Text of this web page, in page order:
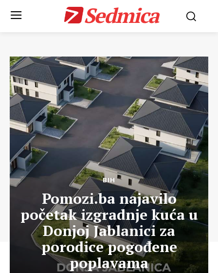
Sedmica
BIH
Pomozi.ba najavilo
početak izgradnje kuća u
Donjoj Jablanici za
porodice pogođene
poplavama